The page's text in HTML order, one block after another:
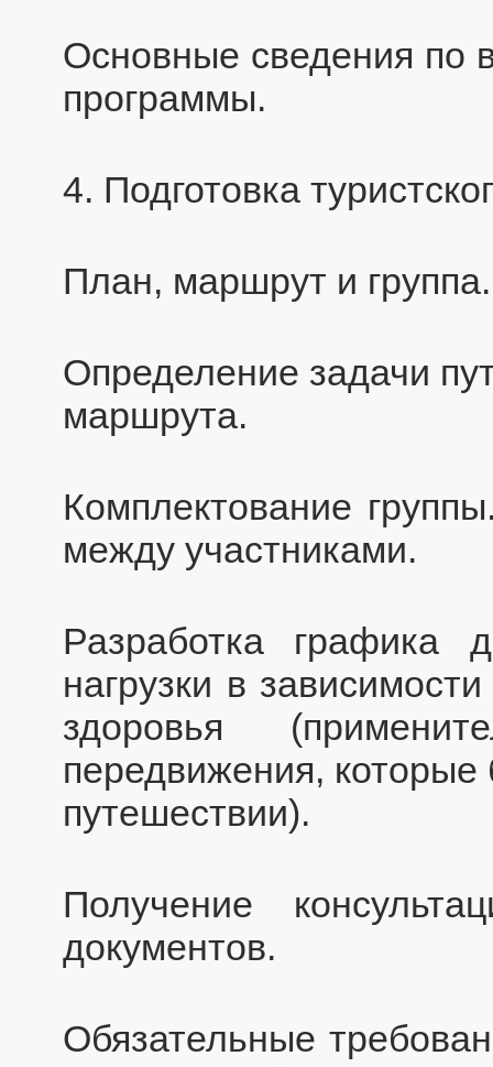
Основные сведения по
программы.
4. Подготовка
План, маршрут и группа.
Определение задачи
маршрута.
Комплектование
между участниками.
Разработка графика
нагрузки в
здоровья
передвижения,
путешествии).
Получение
документов.
Обязательные